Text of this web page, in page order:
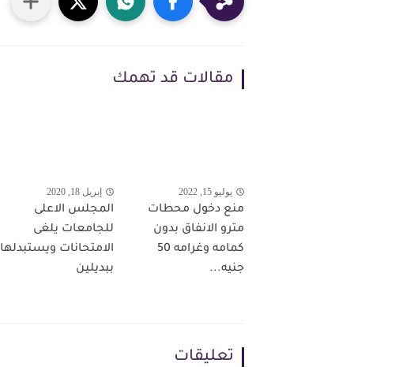
مقالات قد تهمك
يوليو 15, 2022
منع دخول محطات
مترو الانفاق بدون
كمامه وغرامه 50
جنيه...
إبريل 18, 2020
المجلس الاعلى
للجامعات يلغى
الامتحانات ويستبدلها
ببديلين
تعليقات